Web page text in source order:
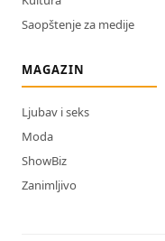
Saopštenje za medije
MAGAZIN
Ljubav i seks
Moda
ShowBiz
Zanimljivo